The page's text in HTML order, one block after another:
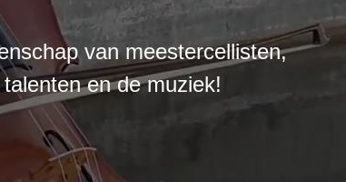
van meestercellisten,
en de muziek!